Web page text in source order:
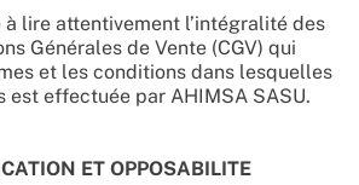
lire attentivement l’intégralité des
Générales de Vente (CGV) qui
et les conditions dans lesquelles
est effectuée par AHIMSA SASU.
ET OPPOSABILITE